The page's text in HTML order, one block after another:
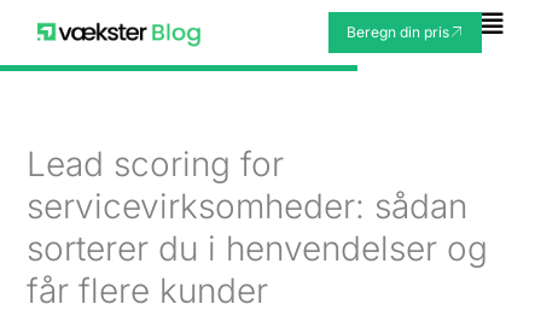
indholdet
Beregn din pris
Lead scoring for
servicevirksomheder: sådan
sorterer du i henvendelser og
får flere kunder